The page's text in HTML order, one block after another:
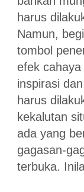
harus
Namun,
tombol
efek
inspirasi
harus
kekalutan
ada yang
gagasan-
terbuka.